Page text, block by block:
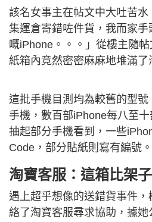
該名女事主在帖文中大吐苦水
集運倉寄錯咗件貨，我而家
嘅iPhone。。。」從樓主隨
紙箱內竟然密密麻麻地堆滿了
這批手機目測均為較舊的型
手機，數百部iPhone每八至
抽起部分手機看到，一些
Code，部分貼紙則寫有編號。
淘寶客服：這箱比架
遇上超乎想像的送錯貨事件
絡了淘寶客服尋求協助，據她